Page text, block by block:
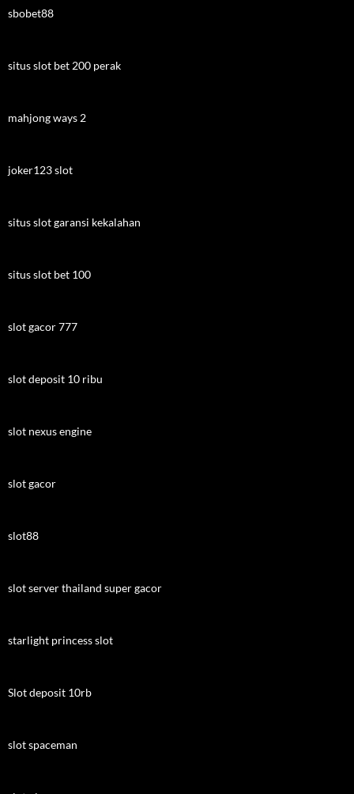
sbobet88
situs slot bet 200 perak
mahjong ways 2
joker123 slot
situs slot garansi kekalahan
situs slot bet 100
slot gacor 777
slot deposit 10 ribu
slot nexus engine
slot gacor
slot88
slot server thailand super gacor
starlight princess slot
Slot deposit 10rb
slot spaceman